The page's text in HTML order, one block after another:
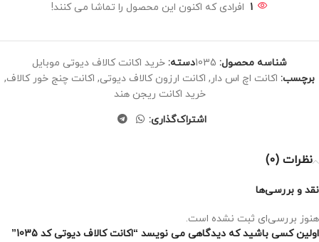
1 افرادی که اکنون این محصول را تماشا می کنند!
شناسه محصول: 1035دسته: خرید اکانت کالاف دیوتی موبایل
برچسب: اکانت اچ اس دار, اکانت ارزون کالاف دیوتی, اکانت چنج خور کالاف,
خرید اکانت ریجن هند
اشتراک‌گذاری:
نظرات (0)
نقد و بررسی‌ها
هنوز بررسی‌ای ثبت نشده است.
اولین کسی باشید که دیدگاهی می نویسد “اکانت کالاف دیوتی کد 1035”